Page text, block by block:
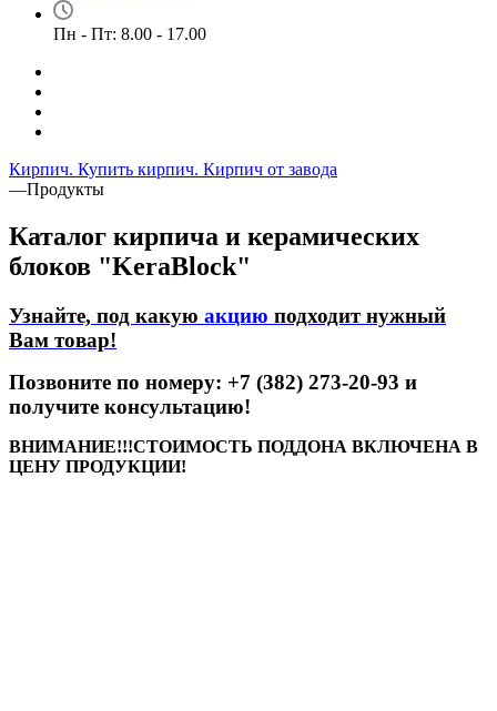
Пн - Пт: 8.00 - 17.00
Кирпич. Купить кирпич. Кирпич от завода
—Продукты
Каталог кирпича и керамических
блоков "KeraBlock"
Узнайте, под какую акцию подходит нужный
Вам товар!
Позвоните по номеру: +7 (382) 273-20-93 и
получите консультацию!
ВНИМАНИЕ!!!СТОИМОСТЬ ПОДДОНА ВКЛЮЧЕНА В
ЦЕНУ ПРОДУКЦИИ!